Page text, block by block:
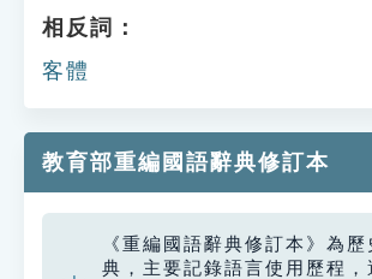
相反詞：
客體
教育部重編國語辭典修訂本
《重編國語辭典修訂本》為
典，主要記錄語言使用歷程，